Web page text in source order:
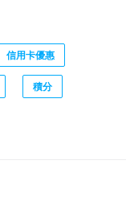
信用卡優惠
積分